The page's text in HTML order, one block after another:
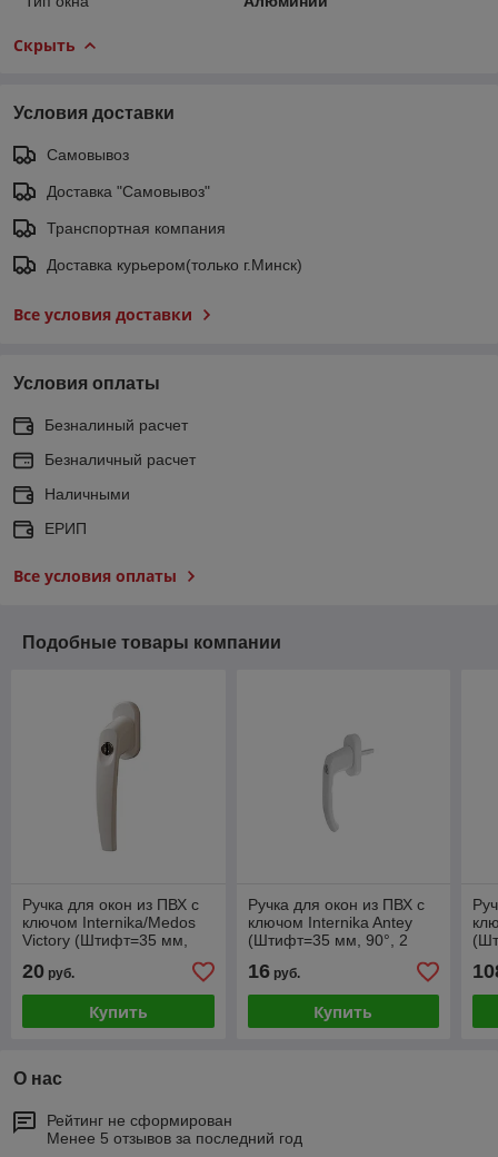
Скрыть
Условия доставки
Самовывоз
Доставка "Самовывоз"
Транспортная компания
Доставка курьером(только г.Минск)
Все условия доставки
Условия оплаты
Безналиный расчет
Безналичный расчет
Наличными
ЕРИП
Все условия оплаты
Подобные товары компании
Ручка для окон из ПВХ с
ключом Internika/Medos
Victory (Штифт=35 мм,
20 руб.
Купить
Ручка для окон из ПВХ с
ключом Internika Antey
(Штифт=35 мм, 90°, 2
16руб.
Купить
О нас
Рейтинг не сформирован
Менее 5 отзывов за последний год